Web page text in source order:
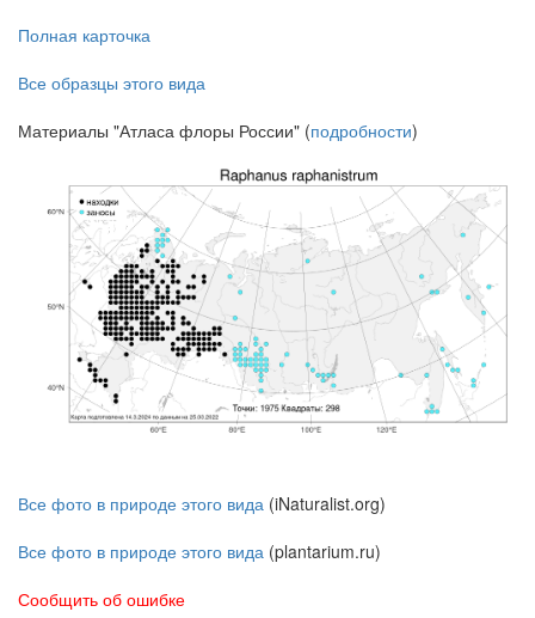
Полная карточка
Все образцы этого вида
Материалы "Атласа флоры России" (подробности)
Все фото в природе этого вида (iNaturalist.org)
Все фото в природе этого вида (plantarium.ru)
Сообщить об ошибке